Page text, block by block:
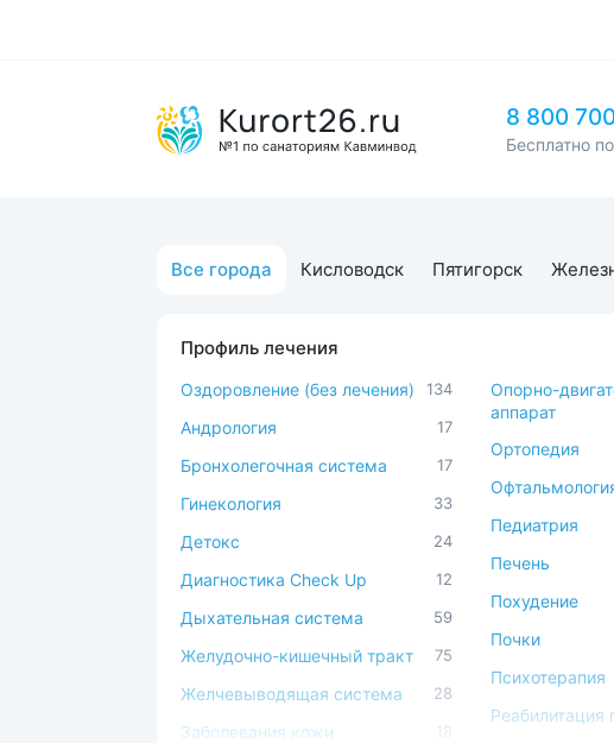
8 800
Бесплатно
Все города Кисловодск Пятигорск
Профиль лечения
Оздоровление (без лечения) 134
Андрология 17
Бронхолегочная система 17
Гинекология 33
Детокс 24
Диагностика Check Up 12
Дыхательная система 59
Желудочно-кишечный тракт 75
Желчевыводящая система 28
Заболевания кожи 18
Опорно-
аппарат
Ортопедия
Педиатрия
Печень
Похудение
Почки
Психотерапия
Реабилитация